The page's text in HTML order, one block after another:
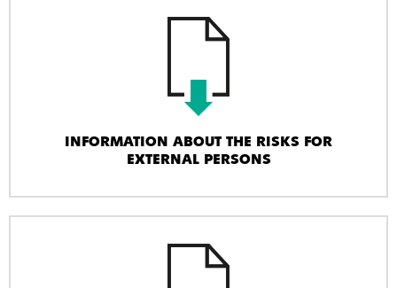
INFORMATION ABOUT THE RISKS FOR
EXTERNAL PERSONS